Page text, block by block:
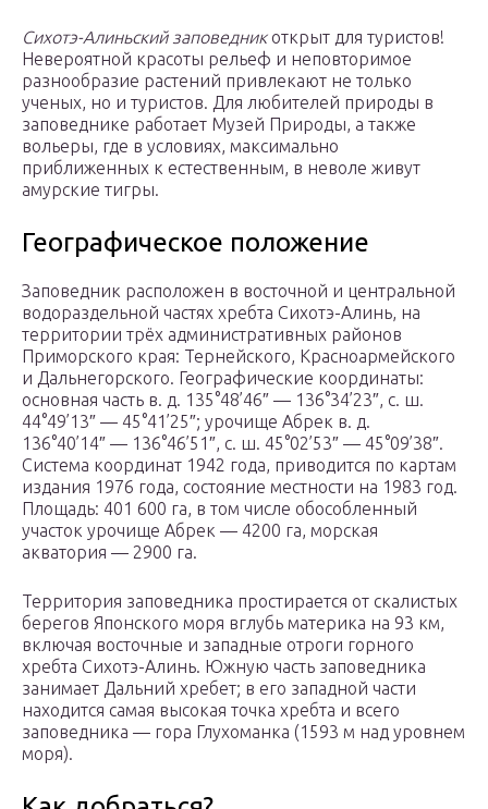
Сихотэ-Алиньский заповедникоткрыт для туристов!
Невероятной красоты рельеф и неповторимое
разнообразие растений привлекают не только
ученых, но и туристов. Для любителей природы в
заповеднике работает Музей Природы, а также
вольеры, где в условиях, максимально
приближенных к естественным, в неволе живут
амурские тигры.
Географическое положение
Заповедник расположен в восточной и центральной
водораздельной частях хребта Сихотэ-Алинь, на
территории трёх административных районов
Приморского края: Тернейского, Красноармейского
и Дальнегорского. Географические координаты:
основная часть в. д. 135°48’46″ — 136°34’23″, с. ш.
44°49’13″ — 45°41’25″; урочище Абрек в. д.
136°40’14″ — 136°46’51″, с. ш. 45°02’53″ — 45°09’38″.
Система координат 1942 года, приводится по картам
издания 1976 года, состояние местности на 1983 год.
Площадь: 401 600 га, в том числе обособленный
участок урочище Абрек — 4200 га, морская
акватория — 2900 га.
Территория заповедника простирается от скалистых
берегов Японского моря вглубь материка на 93 км,
включая восточные и западные отроги горного
хребта Сихотэ-Алинь. Южную часть заповедника
занимает Дальний хребет; в его западной части
находится самая высокая точка хребта и всего
заповедника — гора Глухоманка (1593 м над уровнем
моря).